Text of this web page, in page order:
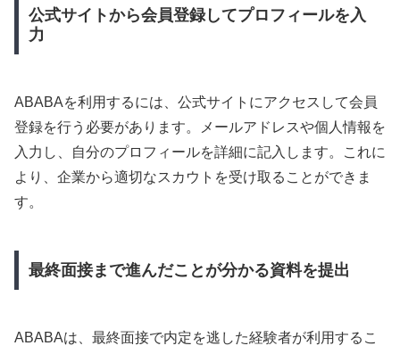
公式サイトから会員登録してプロフィールを入
力
ABABAを利用するには、公式サイトにアクセスして会員
登録を行う必要があります。メールアドレスや個人情報を
入力し、自分のプロフィールを詳細に記入します。これに
より、企業から適切なスカウトを受け取ることができま
す。
最終面接まで進んだことが分かる資料を提出
ABABAは、最終面接で内定を逃した経験者が利用するこ